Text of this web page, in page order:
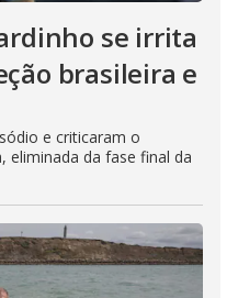
se irrita
brasileira e
e criticaram o
eliminada da fase final da